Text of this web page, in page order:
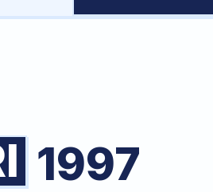
1997